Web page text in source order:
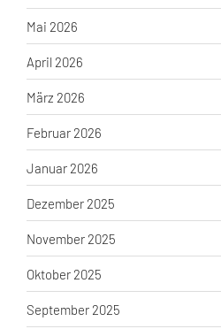
Mai 2026
April 2026
März 2026
Februar 2026
Januar 2026
Dezember 2025
November 2025
Oktober 2025
September 2025